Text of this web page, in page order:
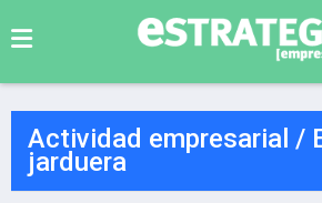
Actividad empresarial /
jarduera